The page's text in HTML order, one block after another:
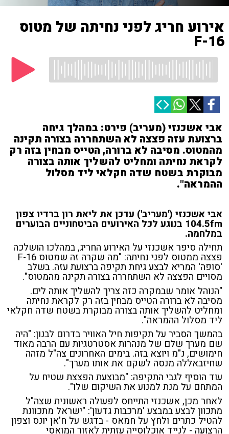
אירוע חריג לפני נחיתה של מטוס
F-16
אבי אשכנזי (מעריב) פירט: במהלך גיחה
ברצועת עזה פצצה לא השתחררה בצורה תקינה
מהמטוס. מסיבה לא ברורה, הטייס מבחין בזה רק
לקראת נחיתה ומחליט להשליך אותה בצורה
מבוקרת בשטח שדה חקלאי ליד מסלול
ההמראה".
אבי אשכנזי ('מעריב') עדכן את ליאת רון ברדיו צפון
104.5fm בנוגע לכל האירועים הביטחוניים הבוערים
במלחמה.
תחילה סיפר אשכנזי על האירוע החריג, במהלכו הושלכה
פצצה ממטוס לפני נחיתה: "מה שקרה זה שמטוס F-16
'סופה' המריא לבצע גיחת תקיפה ברצועת עזה. בשלב
מסויים הפצצה לא השתחררה בצורה תקינה מהמטוס".
"הנוהל אומר שבמקרה כזה צריך להשליך אותה לים.
מסיבה לא ברורה הטייס מבחין בזה רק לקראת נחיתה
ומחליט להשליך אותה בצורה מבוקרת בשטח שדה חקלאי
ליד מסלול ההמראה".
בהמשך הסביר על תקיפות חיל האוויר בדרום לבנון: "היה
שם מערך שלם של מנהרות אסטרטגיות עם הרבה מאוד
חימושים, נ"מ ויוצא בזה. בימים האחרונים צה"ל מזהה
שחיזבאללה מנסה לשקם את אותו מערך".
עוד הוסיף לגבי התקיפה: "מבוצעת הפצצת שטיח על
המתחם על מנת למנוע את השיקום שלו".
לאחר מכן, אשכנזי התייחס לפעולה ראשונית שצה"ל
מתכוון לבצע במבצע 'מרכבות גדעון': "ישראל מתכוונת
להטיל כתרים ולחץ על חמאס - בדגש על ח'אן יונס וצפון
הרצועה - לנייד אוכלוסייה עזתית לאזור המואסי